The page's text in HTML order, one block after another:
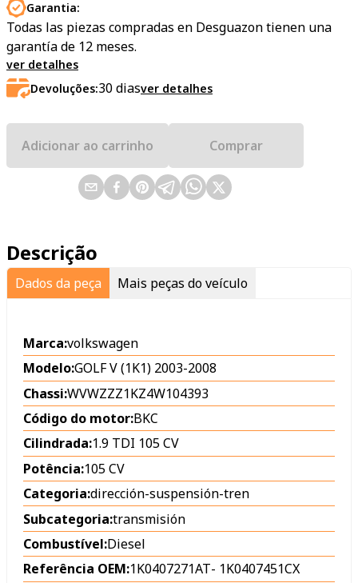
Garantia:
Todas las piezas compradas en Desguazon tienen una
garantía de 12 meses.
ver detalhes
Devoluções:30diasver detalhes
Adicionar ao carrinho Comprar
Descrição
Dados da peça Mais peças do veículo
Marca:volkswagen
Modelo:GOLF V (1K1) 2003-2008
Chassi:WVWZZZ1KZ4W104393
Código do motor:BKC
Cilindrada:1.9 TDI 105 CV
Potência:105 CV
Categoria:dirección-suspensión-tren
Subcategoria:transmisión
Combustível:Diesel
Referência OEM:1K0407271AT- 1K0407451CX